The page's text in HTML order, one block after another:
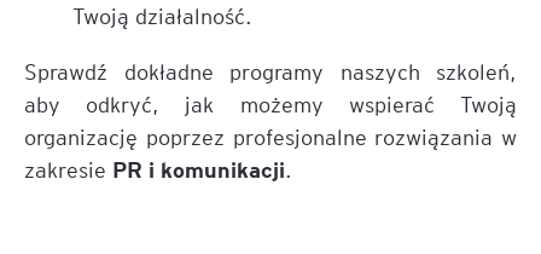
Twoją działalność.
Sprawdź dokładne programy naszych szkoleń,
aby odkryć, jak możemy wspierać Twoją
organizację poprzez profesjonalne rozwiązania w
zakresie PR i komunikacji.